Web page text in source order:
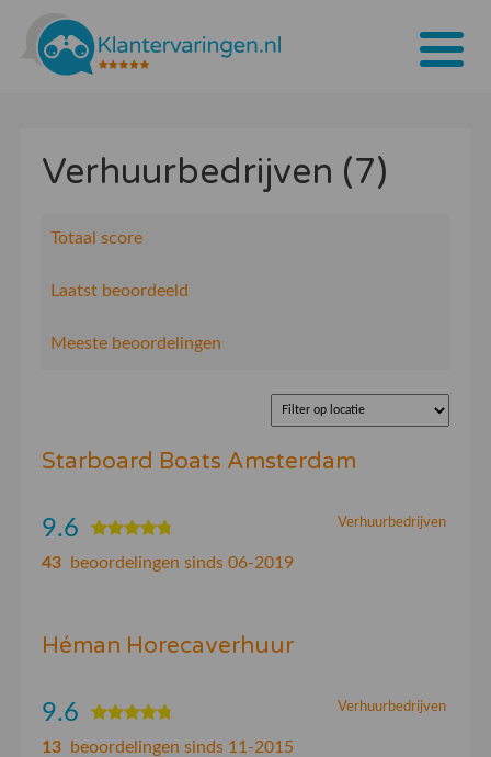
Tarieven
Inloggen
Verhuurbedrijven (7)
Totaal score
Laatst beoordeeld
Meeste beoordelingen
Starboard Boats Amsterdam
Verhuurbedrijven
9.6
43beoordelingen sinds 06-2019
Héman Horecaverhuur
Verhuurbedrijven
9.6
13beoordelingen sinds 11-2015